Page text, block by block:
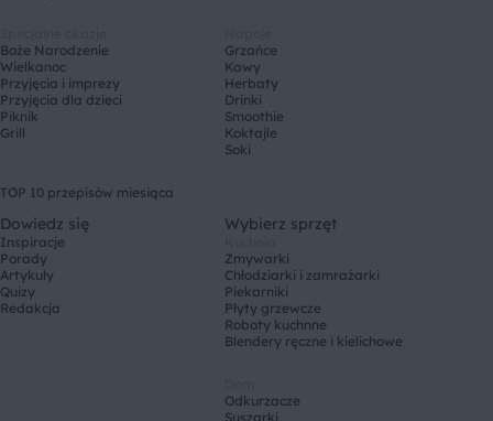
Boże Narodzenie
Wielkanoc
Przyjęcia i imprezy
Przyjęcia dla dzieci
Piknik
Grill
Grzańce
Kawy
Herbaty
Drinki
Smoothie
Koktajle
Soki
TOP 10 przepisów miesiąca
Dowiedz się
Inspiracje
Porady
Artykuły
Quizy
Redakcja
Wybierz sprzęt
Zmywarki
Chłodziarki i zamrażarki
Piekarniki
Płyty grzewcze
Roboty kuchnne
Blendery ręczne i kielichowe
Odkurzacze
Suszarki